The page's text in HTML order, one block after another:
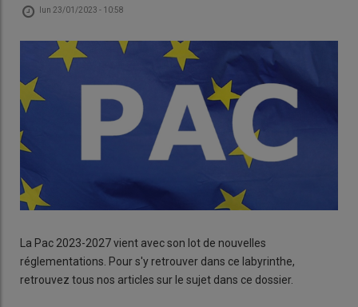
lun 23/01/2023 - 10:58
La Pac 2023-2027 vient avec son lot de nouvelles
réglementations. Pour s'y retrouver dans ce labyrinthe,
retrouvez tous nos articles sur le sujet dans ce dossier.